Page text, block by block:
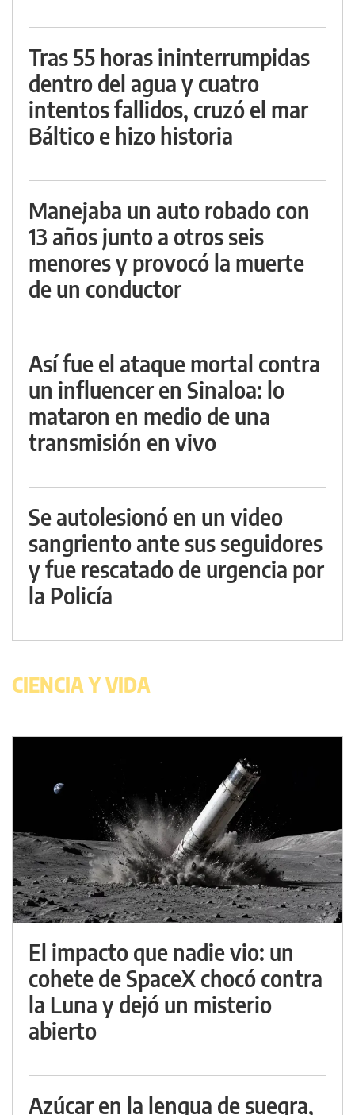
Tras 55 horas ininterrumpidas
dentro del agua y cuatro
intentos fallidos, cruzó el mar
Báltico e hizo historia
Manejaba un auto robado con
13 años junto a otros seis
menores y provocó la muerte
de un conductor
Así fue el ataque mortal contra
un influencer en Sinaloa: lo
mataron en medio de una
transmisión en vivo
Se autolesionó en un video
sangriento ante sus seguidores
y fue rescatado de urgencia por
la Policía
CIENCIA Y VIDA
El impacto que nadie vio: un
cohete de SpaceX chocó contra
la Luna y dejó un misterio
abierto
Azúcar en la lengua de suegra,